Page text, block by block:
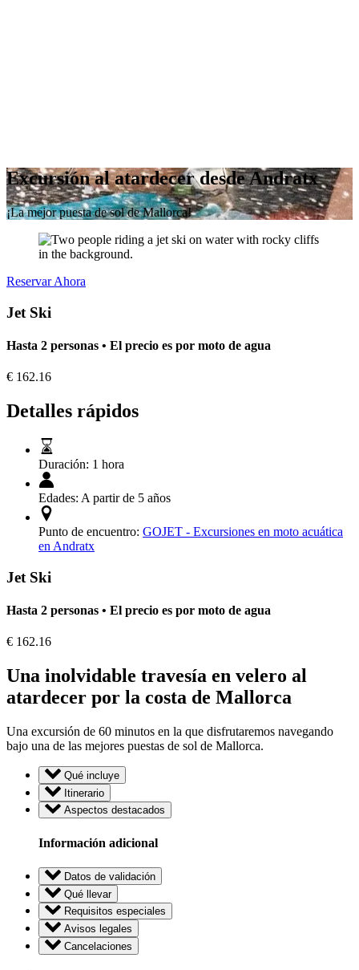
Excursión al atardecer desde Andratx
¡La mejor puesta de sol de Mallorca!
Reservar Ahora
Jet Ski
Hasta 2 personas • El precio es por moto de agua
€ 162.16
Detalles rápidos
Duración: 1 hora
Edades: A partir de 5 años
Punto de encuentro: GOJET - Excursiones en moto acuática
en Andratx
Jet Ski
Hasta 2 personas • El precio es por moto de agua
€ 162.16
Una inolvidable travesía en velero al
atardecer por la costa de Mallorca
Una excursión de 60 minutos en la que disfrutaremos navegando
bajo una de las mejores puestas de sol de Mallorca.
Qué incluye
Itinerario
Aspectos destacados
Información adicional
Datos de validación
Qué llevar
Requisitos especiales
Avisos legales
Cancelaciones